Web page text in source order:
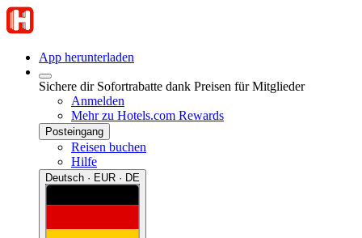
App herunterladen
Sichere dir Sofortrabatte dank Preisen für Mitglieder
Anmelden
Mehr zu Hotels.com Rewards
Posteingang
Reisen buchen
Hilfe
Deutsch · EUR · DE